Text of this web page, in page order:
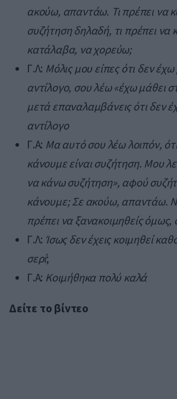
ακούω, απαντάω. Τι πρέπει να
συζήτηση δηλαδή, τι πρέπει να
κατάλαβα, να χορεύω;
Γ.Λ: Μόλις μου είπες ότι δεν
αντίλογο, σου λέω «έχω μάθει
μετά επαναλαμβάνεις ότι δεν
αντίλογο
Γ.Α: Μα αυτό σου λέω λοιπόν,
κάνουμε είναι συζήτηση. Μου
να κάνω συζήτηση», αφού
κάνουμε; Σε ακούω, απαντάω.
πρέπει να ξανακοιμηθείς
Γ.Λ: Ίσως δεν έχεις κοιμηθεί
σερί;
Γ.Α: Κοιμήθηκα πολύ καλά
Δείτε το βίντεο